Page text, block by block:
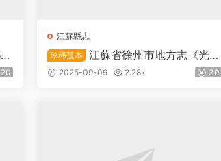
20
江蘇縣志
珍稀孤本 江蘇省徐州市地方志《光緒
沛縣志》十六卷 清 侯紹瀛纂修PDF
2025-09-09 2.28k 30